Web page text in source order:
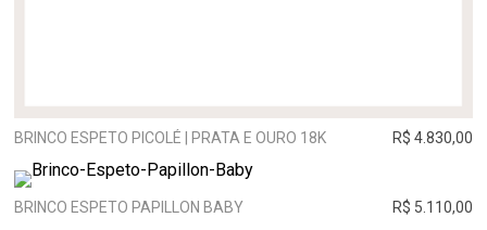
BRINCO ESPETO PICOLÉ | PRATA E OURO 18K R$ 4.830,00
BRINCO ESPETO PAPILLON BABY R$ 5.110,00